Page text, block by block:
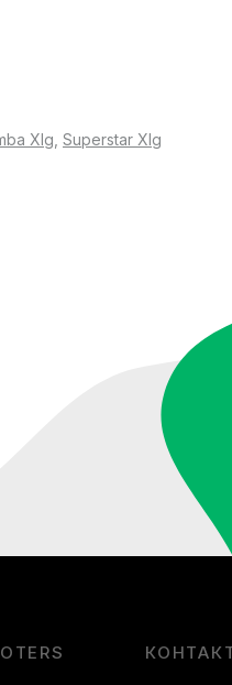
внутреннего
Xlg, Superstar Xlg